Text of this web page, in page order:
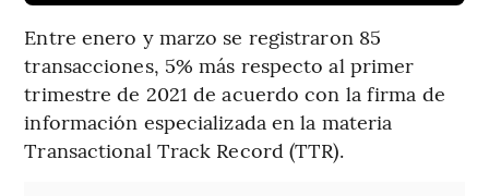
Entre enero y marzo se registraron 85
transacciones, 5% más respecto al primer
trimestre de 2021 de acuerdo con la firma de
información especializada en la materia
Transactional Track Record (TTR).